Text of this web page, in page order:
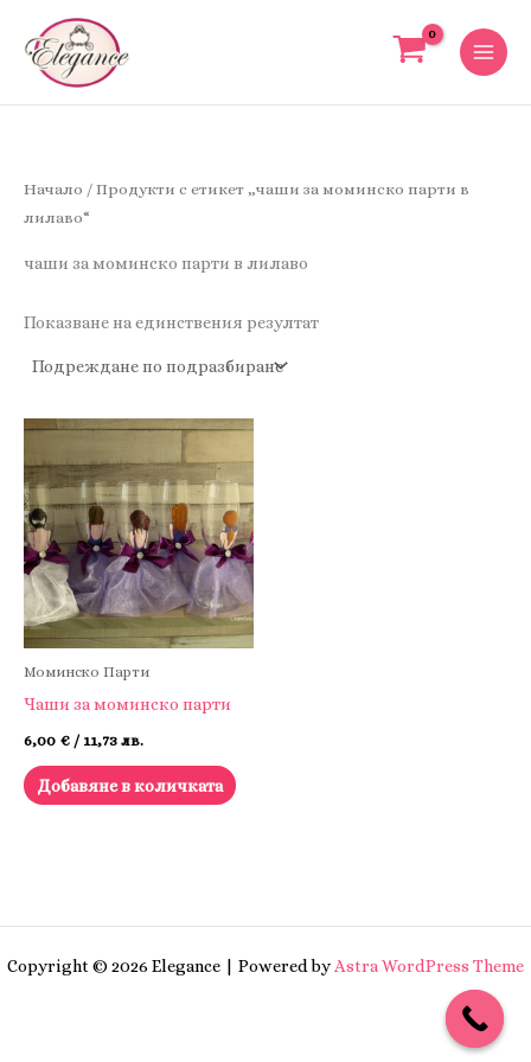
content
Начало / Продукти с етикет „чаши за моминско парти в
лилаво“
чаши за моминско парти в лилаво
Показване на единствения резултат
Моминско Парти
Чаши за моминско парти
6,00 € / 11,73 лв.
Добавяне в количката
Copyright © 2026 Elegance | Powered byAstra WordPress Theme